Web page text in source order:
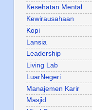
Kesehatan Mental
Kewirausahaan
Kopi
Lansia
Leadership
Living Lab
LuarNegeri
Manajemen Karir
Masjid